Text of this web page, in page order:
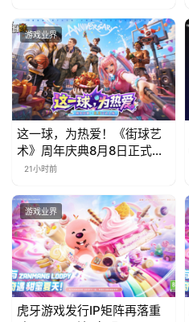
游戏业界
这一球，为热爱！《街球艺
术》周年庆典8月8日正式上
线，多重福利与全新内容同
21小时前
游戏业界
虎牙游戏发行IP矩阵再落重